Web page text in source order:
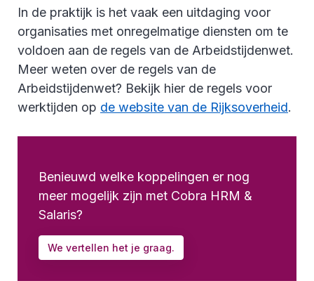
In de praktijk is het vaak een uitdaging voor
organisaties met onregelmatige diensten om te
voldoen aan de regels van de Arbeidstijdenwet.
Meer weten over de regels van de
Arbeidstijdenwet? Bekijk hier de regels voor
werktijden op de website van de Rijksoverheid.
Benieuwd welke koppelingen er nog
meer mogelijk zijn met Cobra HRM &
Salaris?
We vertellen het je graag.